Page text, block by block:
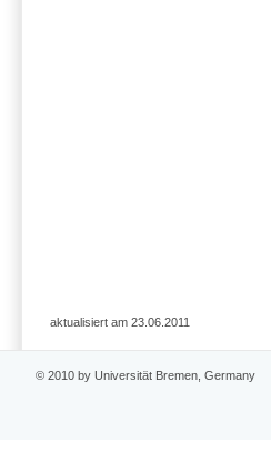
aktualisiert am 23.06.2011
© 2010 by Universität Bremen, Germany